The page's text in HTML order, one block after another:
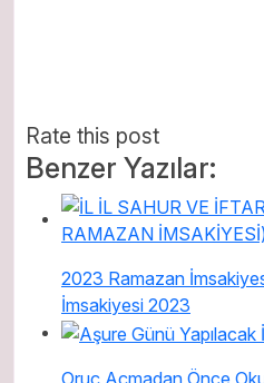
Rate this post
Benzer Yazılar:
2023 Ramazan
İmsakiyesi 2023
Oruç Açmadan Önce